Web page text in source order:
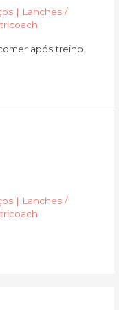
| Lanches /
após treino.
| Lanches /